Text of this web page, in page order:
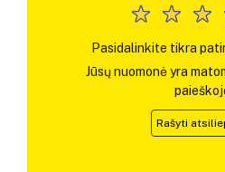
Pasidalinkite tikra
Jūsų nuomonė yra
Rašyti